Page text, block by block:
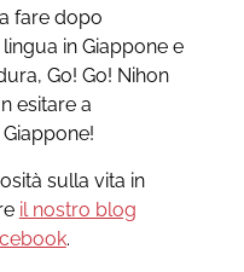
fare dopo
in Giappone e
Go! Go! Nihon
esitare a
sulla vita in
il nostro blog
.